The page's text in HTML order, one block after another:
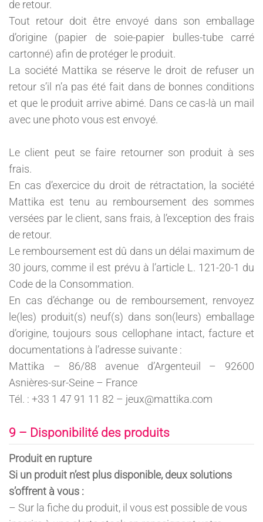
de retour.
Tout retour doit être envoyé dans son emballage
d’origine (papier de soie-papier bulles-tube carré
cartonné) afin de protéger le produit.
La société Mattika se réserve le droit de refuser un
retour s’il n’a pas été fait dans de bonnes conditions
et que le produit arrive abimé. Dans ce cas-là un mail
avec une photo vous est envoyé.
Le client peut se faire retourner son produit à ses
frais.
En cas d’exercice du droit de rétractation, la société
Mattika est tenu au remboursement des sommes
versées par le client, sans frais, à l’exception des frais
de retour.
Le remboursement est dû dans un délai maximum de
30 jours, comme il est prévu à l’article L. 121-20-1 du
Code de la Consommation.
En cas d’échange ou de remboursement, renvoyez
le(les) produit(s) neuf(s) dans son(leurs) emballage
d’origine, toujours sous cellophane intact, facture et
documentations à l’adresse suivante :
Mattika – 86/88 avenue d’Argenteuil – 92600
Asnières-sur-Seine – France
Tél. : +33 1 47 91 11 82 – jeux@mattika.com
9 – Disponibilité des produits
Produit en rupture
Si un produit n’est plus disponible, deux solutions
s’offrent à vous :
– Sur la fiche du produit, il vous est possible de vous